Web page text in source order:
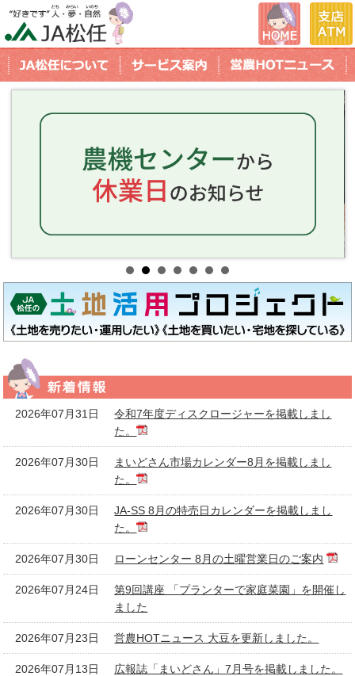
2026年07月31日
令和7年度ディスクロージャーを掲載しまし
た。
2026年07月30日
まいどさん市場カレンダー8月を掲載しまし
た。
2026年07月30日
JA-SS 8月の特売日カレンダーを掲載しまし
た。
2026年07月30日 ローンセンター 8月の土曜営業日のご案内
2026年07月24日
第9回講座 「プランターで家庭菜園」を開催し
ました
2026年07月23日 営農HOTニュース 大豆を更新しました。
2026年07月13日 広報誌「まいどさん」7月号を掲載しました。